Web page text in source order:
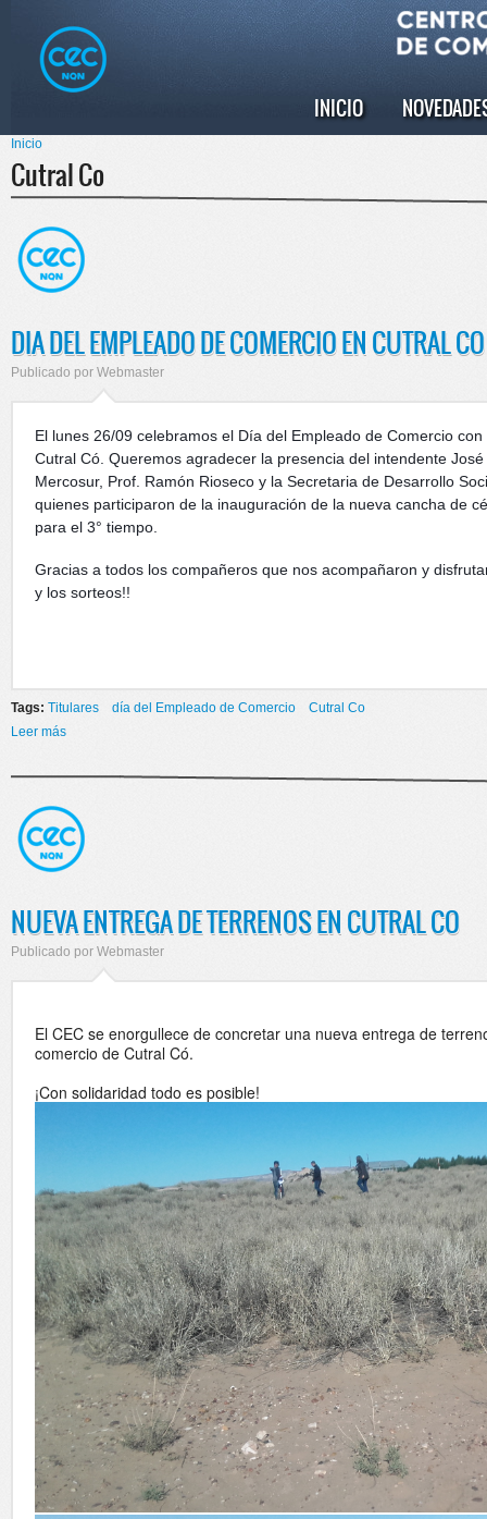
principal
Menú principal
INICIO
Se encuentra usted aquí
Inicio
Cutral Co
DIA DEL EMPLEADO DE COMERCIO EN CUTRAL CO
Publicado por Webmaster
El lunes 26/09 celebramos el Día del Empleado de Comercio
Cutral Có. Queremos agradecer la presencia del intendente
Mercosur, Prof. Ramón Rioseco y la Secretaria de Desarrollo
quienes participaron de la inauguración de la nueva cancha de
para el 3° tiempo.
Gracias a todos los compañeros que nos acompañaron y
y los sorteos!!
Tags: Titulares día del Empleado de Comercio
Cutral Co
Leer más
NUEVA ENTREGA DE TERRENOS EN CUTRAL CO
Publicado por Webmaster
El CEC se enorgullece de concretar una nueva entrega de
comercio de Cutral Có.
¡Con solidaridad todo es posible!